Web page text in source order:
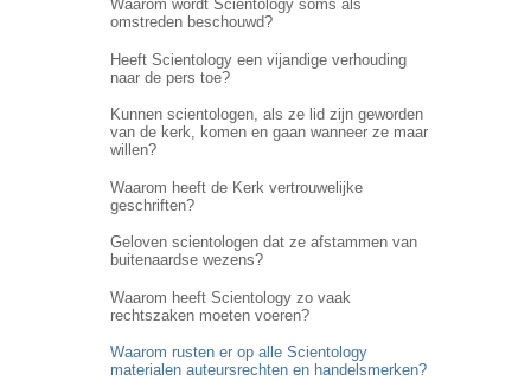
Waarom wordt Scientology soms als
omstreden beschouwd?
Heeft Scientology een vijandige verhouding
naar de pers toe?
Kunnen scientologen, als ze lid zijn geworden
van de kerk, komen en gaan wanneer ze maar
willen?
Waarom heeft de Kerk vertrouwelijke
geschriften?
Geloven scientologen dat ze afstammen van
buitenaardse wezens?
Waarom heeft Scientology zo vaak
rechtszaken moeten voeren?
Waarom rusten er op alle Scientology
materialen auteursrechten en handelsmerken?